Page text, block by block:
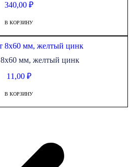
340,00 ₽
В КОРЗИНУ
мм, желтый цинк
11,00 ₽
В КОРЗИНУ